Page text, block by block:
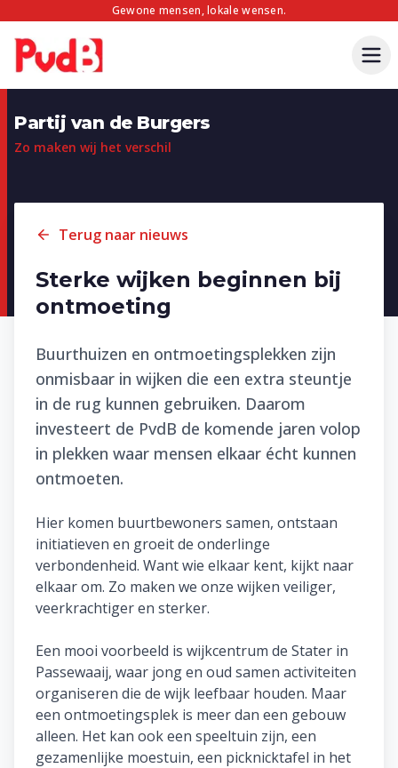
Gewone mensen, lokale wensen.
Partij van de Burgers
Zo maken wij het verschil
Terug naar nieuws
Sterke wijken beginnen bij
ontmoeting
Buurthuizen en ontmoetingsplekken zijn
onmisbaar in wijken die een extra steuntje
in de rug kunnen gebruiken. Daarom
investeert de PvdB de komende jaren volop
in plekken waar mensen elkaar écht kunnen
ontmoeten.
Hier komen buurtbewoners samen, ontstaan
initiatieven en groeit de onderlinge
verbondenheid. Want wie elkaar kent, kijkt naar
elkaar om. Zo maken we onze wijken veiliger,
veerkrachtiger en sterker.
Een mooi voorbeeld is wijkcentrum de Stater in
Passewaaij, waar jong en oud samen activiteiten
organiseren die de wijk leefbaar houden. Maar
een ontmoetingsplek is meer dan een gebouw
alleen. Het kan ook een speeltuin zijn, een
gezamenlijke moestuin, een picknicktafel in het